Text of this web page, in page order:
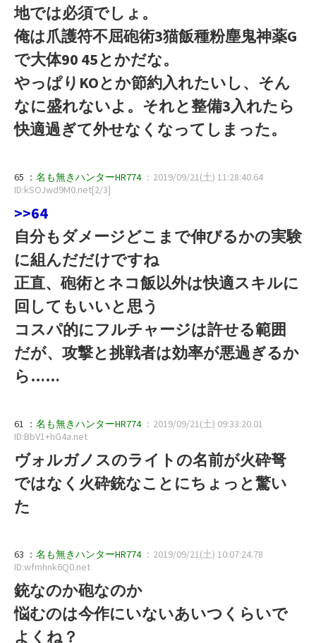
地では必須でしょ。
俺は爪護符不屈砲術3猫飯種粉塵鬼神薬G
で大体90 45とかだな。
やっぱりKOとか節約入れたいし、そん
なに盛れないよ。それと整備3入れたら
快適過ぎて外せなくなってしまった。
65 ： 名も無きハンターHR774 ：2019/09/21(土) 11:28:40.64
ID:kSOJwd9M0.net[2/3]
>>64
自分もダメージどこまで伸びるかの実験
に組んだだけですね
正直、砲術とネコ飯以外は快適スキルに
回してもいいと思う
コスパ的にフルチャージは許せる範囲
だが、攻撃と挑戦者は効率が悪過ぎるか
ら……
61 ： 名も無きハンターHR774 ：2019/09/21(土) 09:33:20.01
ID:BbV1+hG4a.net
ヴォルガノスのライトの名前が火砕弩
ではなく火砕銃なことにちょっと驚い
た
63 ： 名も無きハンターHR774 ：2019/09/21(土) 10:07:24.78
ID:wfmhnk6Q0.net
銃なのか砲なのか
悩むのは今作にいないあいつくらいで
よくね？